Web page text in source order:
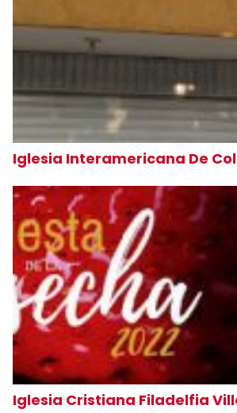
Iglesia Interamericana De
Iglesia Cristiana Filadelfia